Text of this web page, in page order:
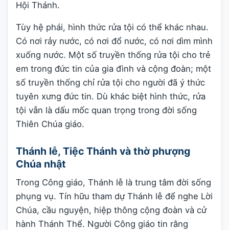
Hội Thánh.
Tùy hệ phái, hình thức rửa tội có thể khác nhau.
Có nơi rảy nước, có nơi đổ nước, có nơi dìm mình
xuống nước. Một số truyền thống rửa tội cho trẻ
em trong đức tin của gia đình và cộng đoàn; một
số truyền thống chỉ rửa tội cho người đã ý thức
tuyên xưng đức tin. Dù khác biệt hình thức, rửa
tội vẫn là dấu mốc quan trọng trong đời sống
Thiên Chúa giáo.
Thánh lễ, Tiệc Thánh và thờ phượng
Chúa nhật
Trong Công giáo, Thánh lễ là trung tâm đời sống
phụng vụ. Tín hữu tham dự Thánh lễ để nghe Lời
Chúa, cầu nguyện, hiệp thông cộng đoàn và cử
hành Thánh Thể. Người Công giáo tin rằng